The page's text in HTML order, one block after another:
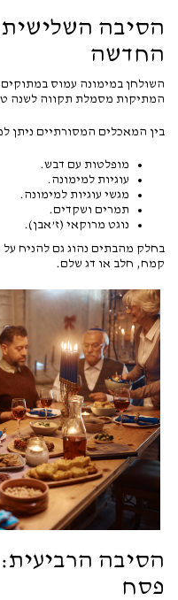
הסיבה
החדשה
השולחן במימונה עמוס
המתיקות מסמלת תקווה לשנה
בין המאכלים המסורתיים ניתן
מופלטות עם דבש.
עוגיות למימונה.
מגשי עוגיות למימונה.
תמרים ושקדים.
נוגט מרוקאי (ז’אבן).
בחלק מהבתים נהוג גם להניח
קמח, חלב או דג שלם.
הסיבה
פסח